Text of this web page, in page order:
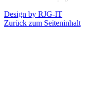
Design by RJG-IT
Zurück zum Seiteninhalt